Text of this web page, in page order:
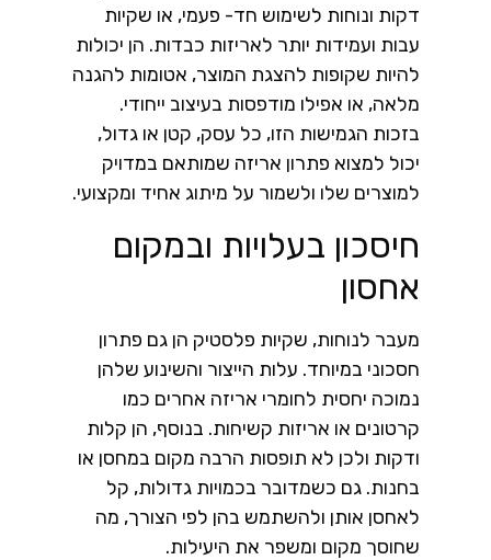
דקות ונוחות לשימוש חד- פעמי, או שקיות
עבות ועמידות יותר לאריזות כבדות. הן יכולות
להיות שקופות להצגת המוצר, אטומות להגנה
מלאה, או אפילו מודפסות בעיצוב ייחודי.
בזכות הגמישות הזו, כל עסק, קטן או גדול,
יכול למצוא פתרון אריזה שמותאם במדויק
למוצרים שלו ולשמור על מיתוג אחיד ומקצועי.
חיסכון בעלויות ובמקום
אחסון
מעבר לנוחות, שקיות פלסטיק הן גם פתרון
חסכוני במיוחד. עלות הייצור והשינוע שלהן
נמוכה יחסית לחומרי אריזה אחרים כמו
קרטונים או אריזות קשיחות. בנוסף, הן קלות
ודקות ולכן לא תופסות הרבה מקום במחסן או
בחנות. גם כשמדובר בכמויות גדולות, קל
לאחסן אותן ולהשתמש בהן לפי הצורך, מה
שחוסך מקום ומשפר את היעילות.